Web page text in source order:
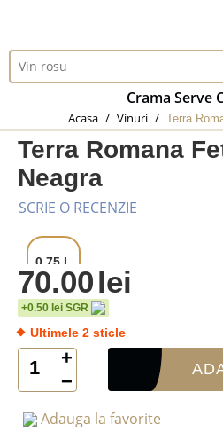
Crama Serve
Acasa / Vinuri / Terra
Terra Romana
Neagra
SCRIE O RECENZIE
0.75 L
70.00lei
+0.50 lei SGR
Ultimele 2 sticle
+
−
Adauga la favorite